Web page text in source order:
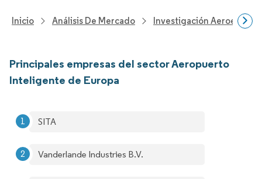
Inicio Análisis De Mercado Investigación
Principales empresas del sector Aeropuerto
Inteligente de Europa
SITA
Vanderlande Industries B.V.